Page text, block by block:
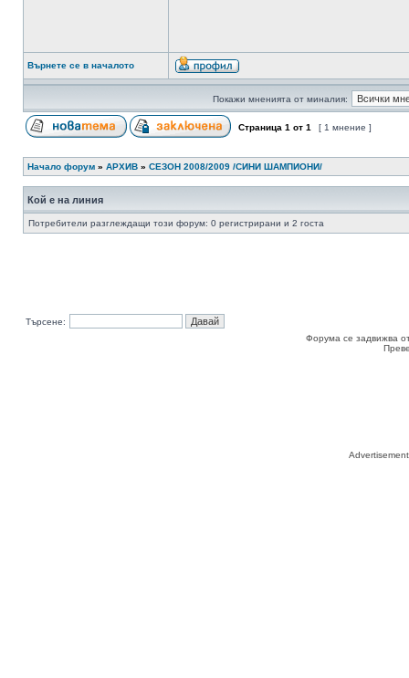
Върнете се в началото
Покажи мненията от миналия:
Страница 1 от 1 [ 1 мнение ]
Начало форум » АРХИВ » СЕЗОН 2008/2009 /СИНИ ШАМПИОНИ/
Кой е на линия
Потребители разглеждащи този форум: 0 регистрирани и 2 госта
Търсене:
Форума се задвижва